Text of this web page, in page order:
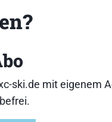
ski.de mit eigenem